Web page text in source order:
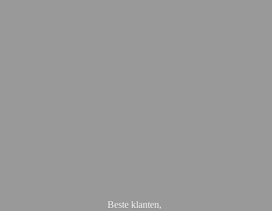
Beste klanten,